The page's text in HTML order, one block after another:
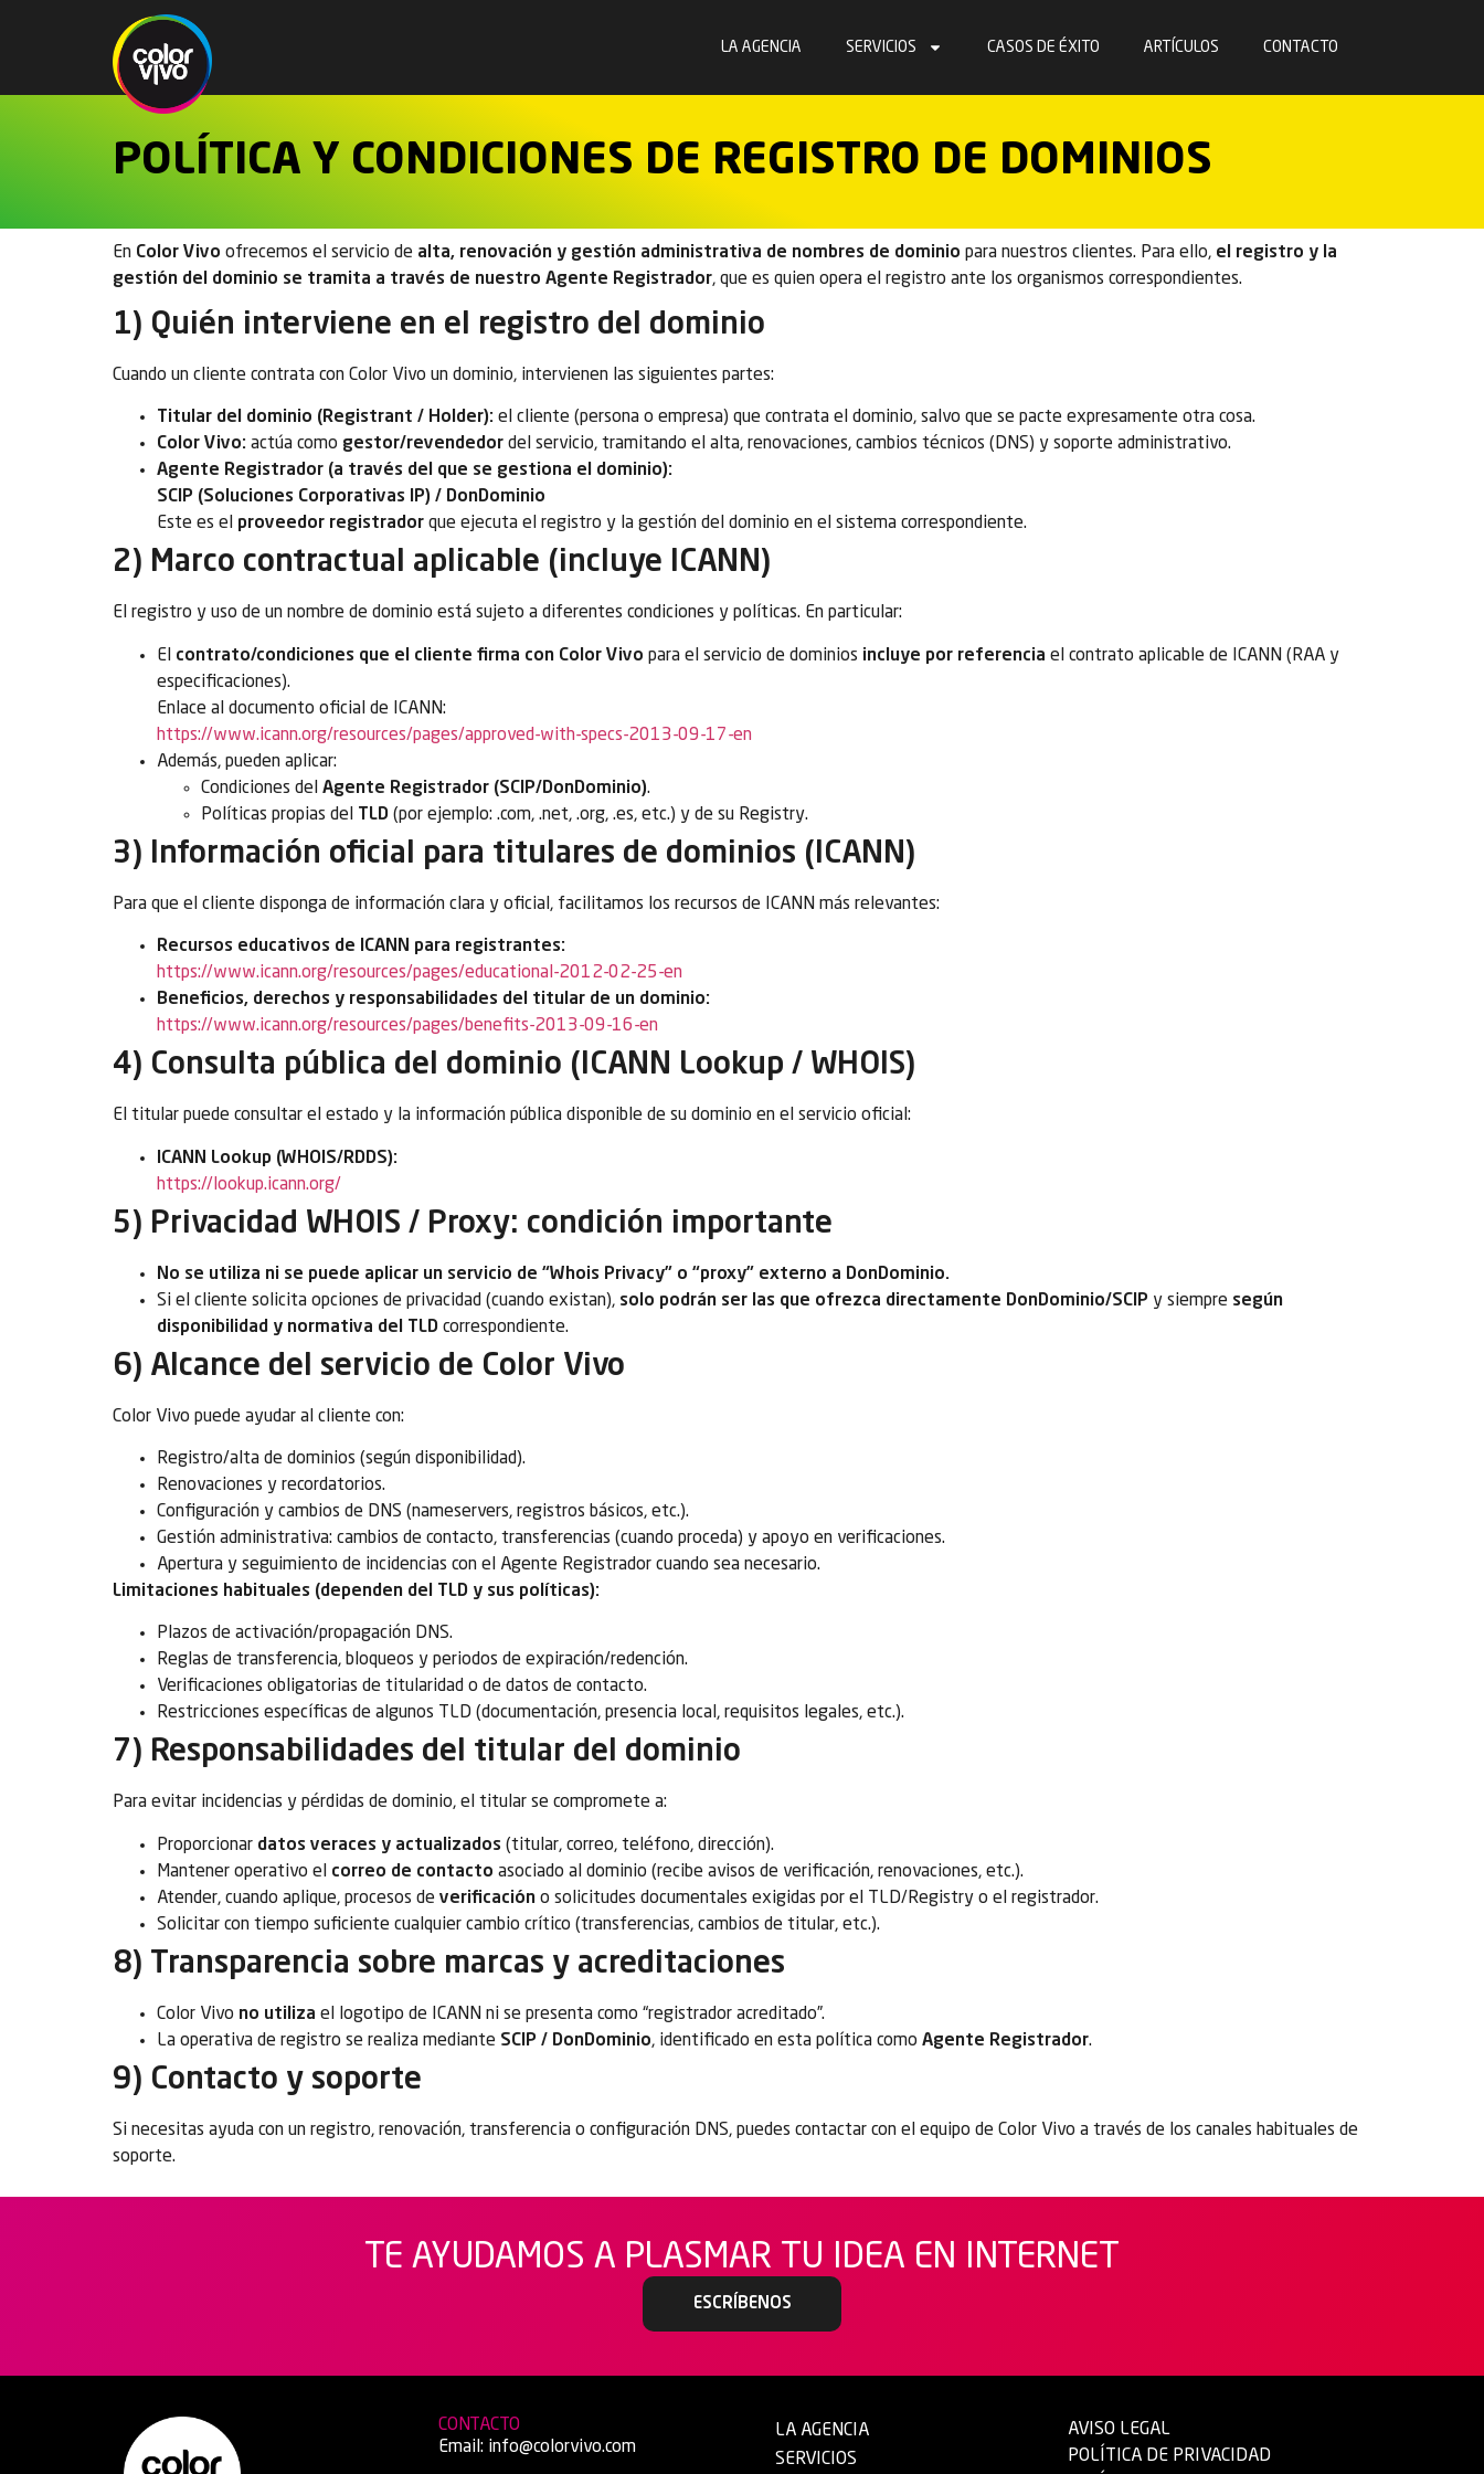
LA AGENCIA SERVICIOS CASOS DE ÉXITO ARTÍCULOS CONTACTO
POLÍTICA Y CONDICIONES DE REGISTRO DE DOMINIOS
En Color Vivo ofrecemos el servicio de alta, renovación y gestión administrativa de nombres de dominio para nuestros clientes. Para ello, el registro y la
gestión del dominio se tramita a través de nuestro Agente Registrador, que es quien opera el registro ante los organismos correspondientes.
1) Quién interviene en el registro del dominio
Cuando un cliente contrata con Color Vivo un dominio, intervienen las siguientes partes:
Titular del dominio (Registrant / Holder): el cliente (persona o empresa) que contrata el dominio, salvo que se pacte expresamente otra cosa.
Color Vivo: actúa como gestor/revendedor del servicio, tramitando el alta, renovaciones, cambios técnicos (DNS) y soporte administrativo.
Agente Registrador (a través del que se gestiona el dominio):
SCIP (Soluciones Corporativas IP) / DonDominio
Este es el proveedor registrador que ejecuta el registro y la gestión del dominio en el sistema correspondiente.
2) Marco contractual aplicable (incluye ICANN)
El registro y uso de un nombre de dominio está sujeto a diferentes condiciones y políticas. En particular:
El contrato/condiciones que el cliente firma con Color Vivo para el servicio de dominios incluye por referencia el contrato aplicable de ICANN (RAA y
especificaciones).
Enlace al documento oficial de ICANN:
https://www.icann.org/resources/pages/approved-with-specs-2013-09-17-en
Además, pueden aplicar:
Condiciones del Agente Registrador (SCIP/DonDominio).
Políticas propias del
TLD (por ejemplo: .com, .net, .org, .es, etc.) y de su Registry.
3) Información oficial para titulares de dominios (ICANN)
Para que el cliente disponga de información clara y oficial, facilitamos los recursos de ICANN más relevantes:
Recursos educativos de ICANN para registrantes:
https://www.icann.org/resources/pages/educational-2012-02-25-en
Beneficios, derechos y responsabilidades del titular de un dominio:
https://www.icann.org/resources/pages/benefits-2013-09-16-en
4) Consulta pública del dominio (ICANN Lookup / WHOIS)
El titular puede consultar el estado y la información pública disponible de su dominio en el servicio oficial:
ICANN Lookup (WHOIS/RDDS):
https://lookup.icann.org/
5) Privacidad WHOIS / Proxy: condición importante
No se utiliza ni se puede aplicar un servicio de “Whois Privacy” o “proxy” externo a DonDominio.
Si el cliente solicita opciones de privacidad (cuando existan), solo podrán ser las que ofrezca directamente DonDominio/SCIP y siempre según
disponibilidad y normativa del TLD correspondiente.
6) Alcance del servicio de Color Vivo
Color Vivo puede ayudar al cliente con:
Registro/alta de dominios (según disponibilidad).
Renovaciones y recordatorios.
Configuración y cambios de DNS (nameservers, registros básicos, etc.).
Gestión administrativa: cambios de contacto, transferencias (cuando proceda) y apoyo en verificaciones.
Apertura y seguimiento de incidencias con el Agente Registrador cuando sea necesario.
Limitaciones habituales (dependen del TLD y sus políticas):
Plazos de activación/propagación DNS.
Reglas de transferencia, bloqueos y periodos de expiración/redención.
Verificaciones obligatorias de titularidad o de datos de contacto.
Restricciones específicas de algunos TLD (documentación, presencia local, requisitos legales, etc.).
7) Responsabilidades del titular del dominio
Para evitar incidencias y pérdidas de dominio, el titular se compromete a:
Proporcionar datos veraces y actualizados (titular, correo, teléfono, dirección).
Mantener operativo el correo de contacto asociado al dominio (recibe avisos de verificación, renovaciones, etc.).
Atender, cuando aplique, procesos de verificación o solicitudes documentales exigidas por el TLD/Registry o el registrador.
Solicitar con tiempo suficiente cualquier cambio crítico (transferencias, cambios de titular, etc.).
8) Transparencia sobre marcas y acreditaciones
Color Vivo no utiliza el logotipo de ICANN ni se presenta como “registrador acreditado”.
La operativa de registro se realiza mediante SCIP / DonDominio, identificado en esta política como Agente Registrador.
9) Contacto y soporte
Si necesitas ayuda con un registro, renovación, transferencia o configuración DNS, puedes contactar con el equipo de Color Vivo a través de los canales habituales de
soporte.
TE AYUDAMOS A PLASMAR TU IDEA EN INTERNET
ESCRÍBENOS
CONTACTO
Email: info@colorvivo.com
LA AGENCIA
SERVICIOS
AVISO LEGAL
POLÍTICA DE PRIVACIDAD